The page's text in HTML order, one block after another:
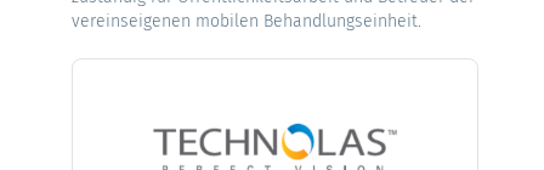
vereinseigenen mobilen Behandlungseinheit.